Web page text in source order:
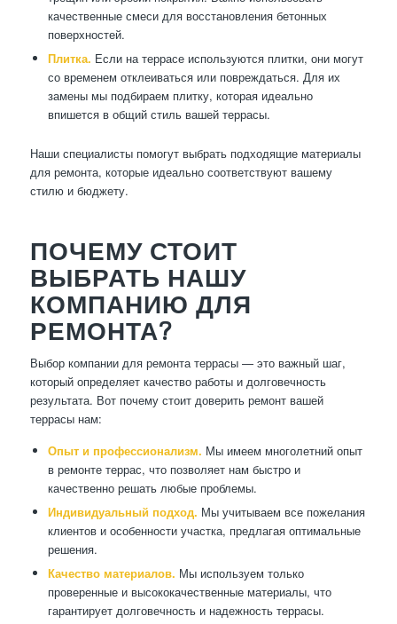
качественные смеси для восстановления бетонных
поверхностей.
Плитка. Если на террасе используются плитки, они могут
со временем отклеиваться или повреждаться. Для их
замены мы подбираем плитку, которая идеально
впишется в общий стиль вашей террасы.
Наши специалисты помогут выбрать подходящие материалы
для ремонта, которые идеально соответствуют вашему
стилю и бюджету.
ПОЧЕМУ СТОИТ
ВЫБРАТЬ НАШУ
КОМПАНИЮ ДЛЯ
РЕМОНТА?
Выбор компании для ремонта террасы — это важный шаг,
который определяет качество работы и долговечность
результата. Вот почему стоит доверить ремонт вашей
террасы нам:
Опыт и профессионализм. Мы имеем многолетний опыт
в ремонте террас, что позволяет нам быстро и
качественно решать любые проблемы.
Индивидуальный подход. Мы учитываем все пожелания
клиентов и особенности участка, предлагая оптимальные
решения.
Качество материалов. Мы используем только
проверенные и высококачественные материалы, что
гарантирует долговечность и надежность террасы.